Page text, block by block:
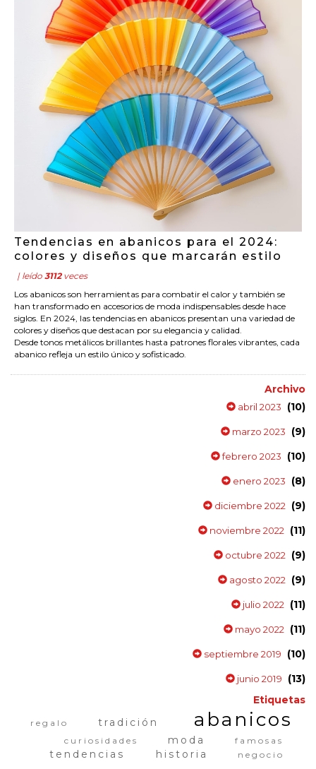
Tendencias en abanicos para el 2024:
colores y diseños que marcarán estilo
| leído 3112veces
Los abanicos son herramientas para combatir el calor y también se
han transformado en accesorios de moda indispensables desde hace
siglos. En 2024, las tendencias en abanicos presentan una variedad de
colores y diseños que destacan por su elegancia y calidad.
Desde tonos metálicos brillantes hasta patrones florales vibrantes, cada
abanico refleja un estilo único y sofisticado.
Archivo
abril 2023 (10)
marzo 2023 (9)
febrero 2023 (10)
enero 2023 (8)
diciembre 2022 (9)
noviembre 2022 (11)
octubre 2022 (9)
agosto 2022 (9)
julio 2022 (11)
mayo 2022 (11)
septiembre 2019 (10)
junio 2019
(13)
Etiquetas
regalo tradición abanicos
curiosidades moda famosas
tendencias historia
negocio